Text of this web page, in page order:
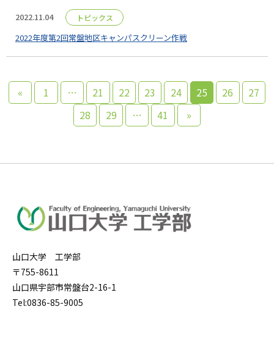
2022.11.04 トピックス
2022年度第2回常盤地区キャンパスクリーン作戦
« 1 … 21 22 23 24 25 26
27
28
29 … 41 »
山口大学 工学部
〒755-8611
山口県宇部市常盤台2-16-1
Tel:0836-85-9005